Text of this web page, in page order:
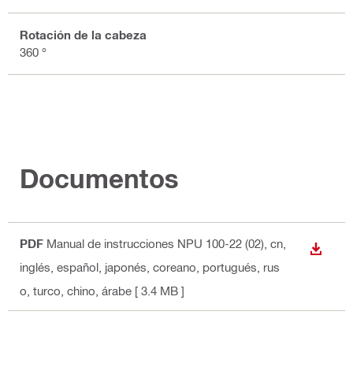
Rotación de la cabeza
360 °
Documentos
PDF Manual de instrucciones NPU 100-22 (02) , cn,
inglés, español, japonés, coreano, portugués, rus
o, turco, chino, árabe [ 3.4 MB ]